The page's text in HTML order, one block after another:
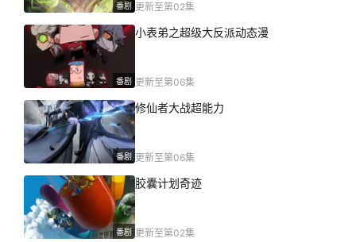
番剧 更新至第02集
番剧
小表弟之超级大反派动态漫
更新至第06集
番剧
修仙者大战超能力
更新至第06集
番剧
胶囊计划奇迹
更新至第02集